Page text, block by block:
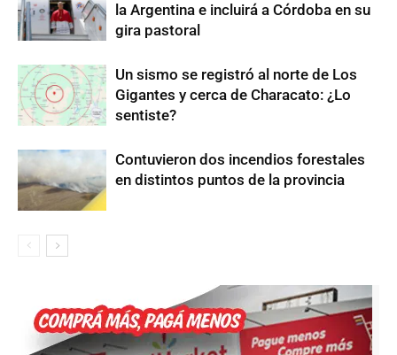
la Argentina e incluirá a Córdoba en su
gira pastoral
Un sismo se registró al norte de Los
Gigantes y cerca de Characato: ¿Lo
sentiste?
Contuvieron dos incendios forestales
en distintos puntos de la provincia